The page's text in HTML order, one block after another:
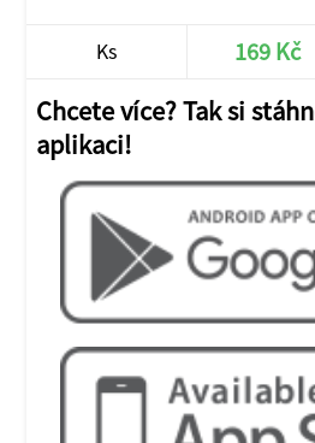
Ks 169 Kč
Chcete více? Tak si
aplikaci!